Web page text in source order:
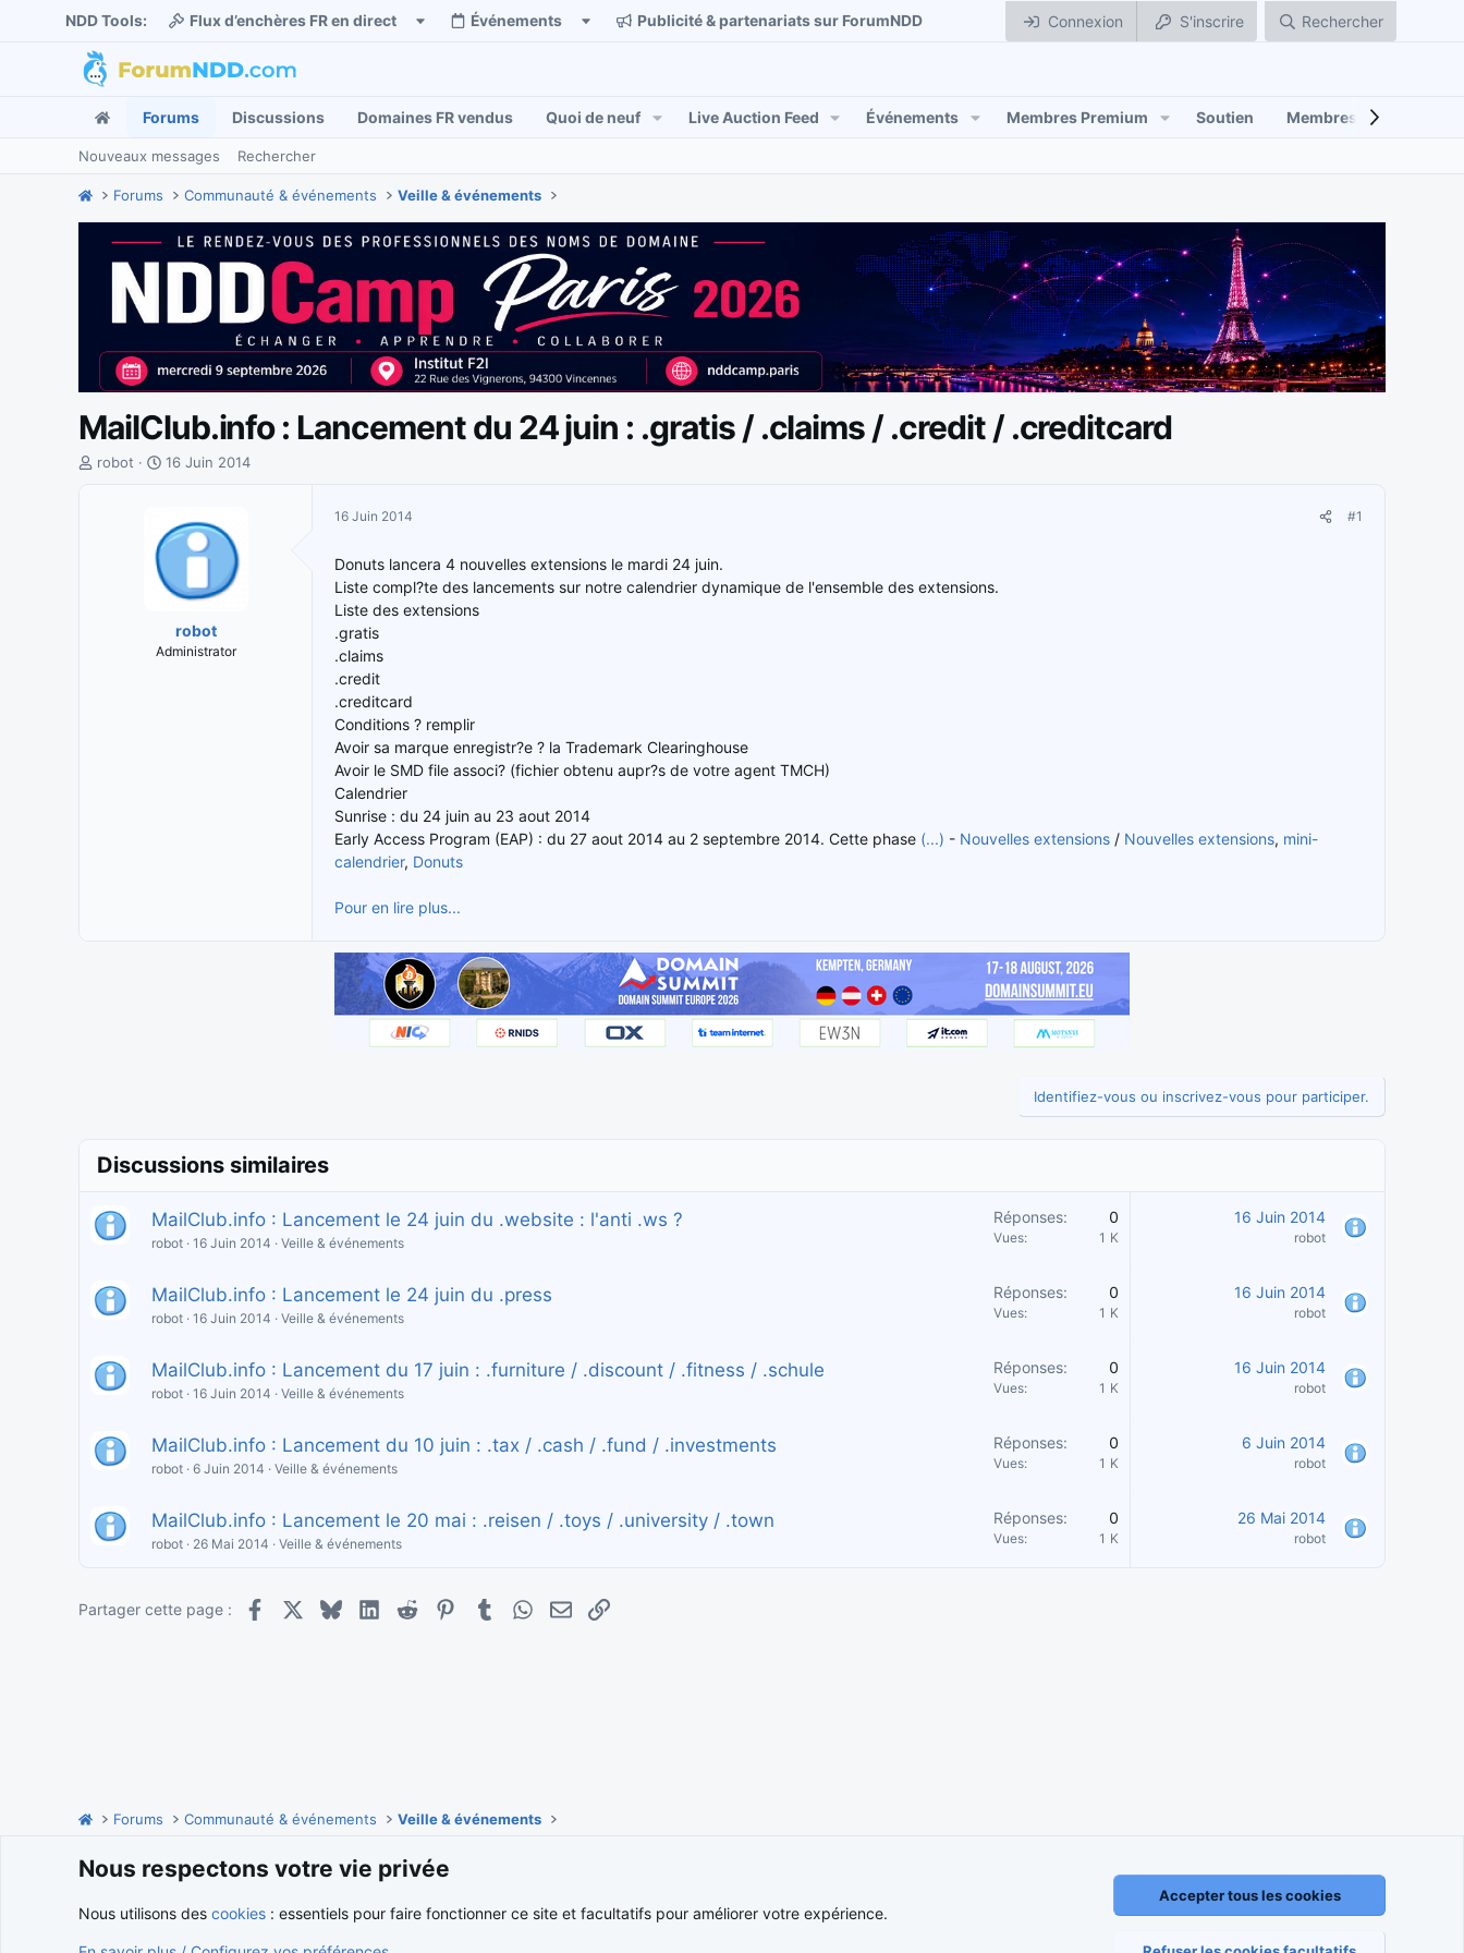
NDD Tools: Flux d’enchères FR en direct Événements Publicité & partenariats sur ForumNDD Connexion S'inscrire Rechercher
Forums Discussions Domaines FR vendus Quoi de neuf Live Auction Feed Événements Membres Premium Soutien Membres
Nouveaux messages Rechercher
Forums Communauté & événements Veille & événements
MailClub.info : Lancement du 24 juin : .gratis / .claims / .credit / .creditcard
Irobot
D
e
d
u
16 Juin 2014
robot
Administrator
16 Juin 2014 #1
Donuts lancera 4 nouvelles extensions le mardi 24 juin.
Liste compl?te des lancements sur notre calendrier dynamique de l'ensemble des extensions.
Liste des extensions
.gratis
.claims
.credit
.creditcard
Conditions ? remplir
Avoir sa marque enregistr?e ? la Trademark Clearinghouse
Avoir le SMD file associ? (fichier obtenu aupr?s de votre agent TMCH)
Calendrier
Sunrise : du 24 juin au 23 aout 2014
Early Access Program (EAP) : du 27 aout 2014 au 2 septembre 2014. Cette phase (...) - Nouvelles extensions / Nouvelles extensions, mini-
calendrier, Donuts
Pour en lire plus...
Identifiez-vous ou inscrivez-vous pour participer.
Discussions similaires
MailClub.info : Lancement le 24 juin du .website : l'anti .ws ?
robot 16 Juin 2014 Veille & événements
Réponses 0
Vues 1 K
16 Juin 2014
robot
MailClub.info : Lancement le 24 juin du .press
robot 16 Juin 2014 Veille & événements
Réponses 0
Vues 1 K
16 Juin 2014
robot
MailClub.info : Lancement du 17 juin : .furniture / .discount / .fitness / .schule
robot 16 Juin 2014 Veille & événements
Réponses 0
Vues 1 K
16 Juin 2014
robot
MailClub.info : Lancement du 10 juin : .tax / .cash / .fund / .investments
robot 6 Juin 2014 Veille & événements
Réponses 0
Vues 1 K
6 Juin 2014
robot
MailClub.info : Lancement le 20 mai : .reisen / .toys / .university / .town
robot 26 Mai 2014 Veille & événements
Réponses 0
Vues 1 K
26 Mai 2014
robot
Partager cette page : Facebook BlueskyLinkedIn
Reddit PinterestTumblrWhatsApp
E-mailLien
Forums Communauté & événements Veille & événements
Cookies Nous contacter Conditions et règlement Politique de confidentialité
R
Nous respectons votre vie privée
Nous utilisons des cookies : essentiels pour faire fonctionner ce site et facultatifs pour améliorer votre expérience.
Accepter tous les cookies